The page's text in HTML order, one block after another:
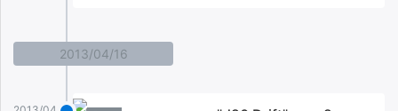
2013/04/16